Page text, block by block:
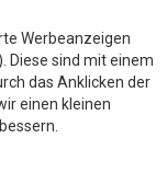
Werbeanzeigen
Diese sind mit einem
das Anklicken der
einen kleinen